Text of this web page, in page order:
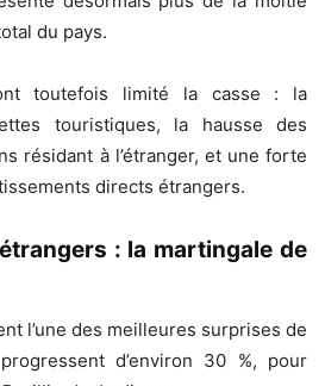
du pays.
toutefois limité la casse : la
touristiques, la hausse des
résidant à l’étranger, et une forte
directs étrangers.
: la martingale de
l’une des meilleures surprises de
d’environ 30 %, pour